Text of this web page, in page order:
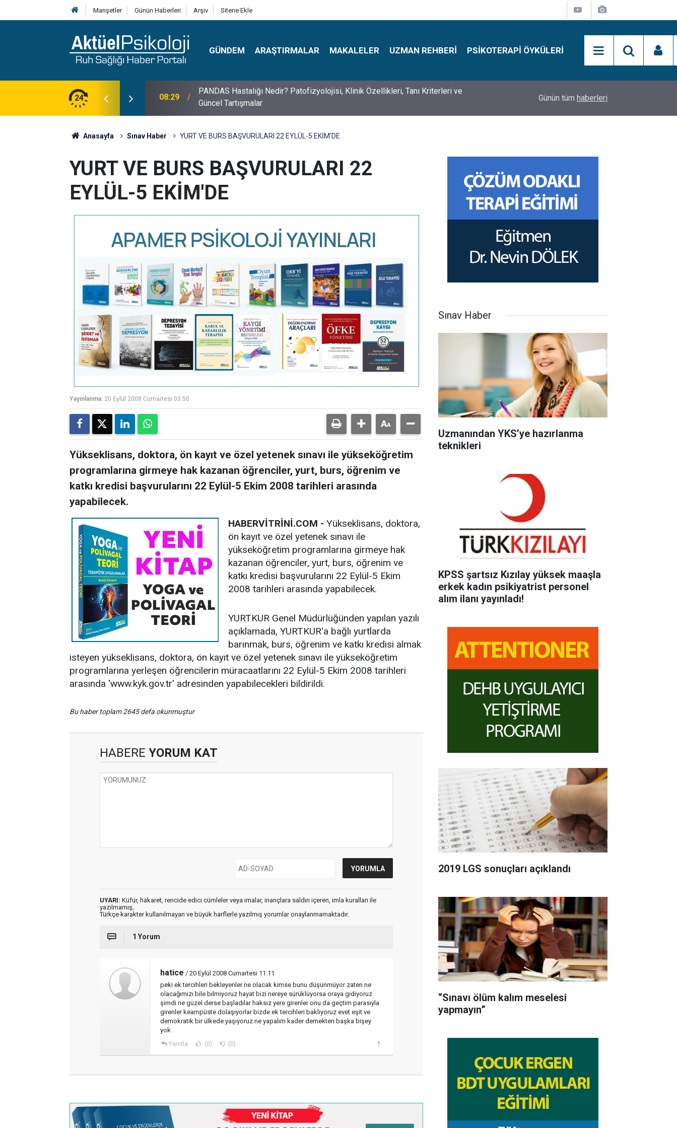
Manşetler Günün Haberleri Arşiv Sitene Ekle
GÜNDEM ARAŞTIRMALAR MAKALELER UZMAN REHBERI PSIKOTERAPI ÖYKÜLERI
24
Klinik Özellikleri, Tanı Kriterleri ve
10:30 10 Mayıs Psikologlar Günü Nasıl Ortaya Çıktı? 10 Mayıs Tarihinin Hikayesi Simon Says Dikkat Programı Nedir?
Günün tüm haberleri
Anasayfa Sınav Haber YURT VE BURS BAŞVURULARI 22 EYLÜL-5 EKİM'DE
YURT VE BURS BAŞVURULARI 22
EYLÜL-5 EKİM'DE
Yayınlanma: 20 Eylül 2008 Cumartesi 03:50
Yükseklisans, doktora, ön kayıt ve özel yetenek sınavı ile yükseköğretim
programlarına girmeye hak kazanan öğrenciler, yurt, burs, öğrenim ve
katkı kredisi başvurularını 22 Eylül-5 Ekim 2008 tarihleri arasında
yapabilecek.
HABERVİTRİNİ.COM - Yükseklisans, doktora,
ön kayıt ve özel yetenek sınavı ile
yükseköğretim programlarına girmeye hak
kazanan öğrenciler, yurt, burs, öğrenim ve
katkı kredisi başvurularını 22 Eylül-5 Ekim
2008 tarihleri arasında yapabilecek.
YURTKUR Genel Müdürlüğünden yapılan yazılı
açıklamada, YURTKUR'a bağlı yurtlarda
barınmak, burs, öğrenim ve katkı kredisi almak
isteyen yükseklisans, doktora, ön kayıt ve özel yetenek sınavı ile yükseköğretim
programlarına yerleşen öğrencilerin müracaatlarını 22 Eylül-5 Ekim 2008 tarihleri
arasında 'www.kyk.gov.tr' adresinden yapabilecekleri bildirildi.
Bu haber toplam 2645 defa okunmuştur
HABERE YORUM KAT
UYARI: Küfür, hakaret, rencide edici cümleler veya imalar, inançlara saldırı içeren, imla kuralları ile
yazılmamış,
Türkçe karakter kullanılmayan ve büyük harflerle yazılmış yorumlar onaylanmamaktadır.
1 Yorum
hatice / 20 Eylül 2008 Cumartesi 11:11
peki ek tercihleri bekleyenler ne olacak kimse bunu düşünmüyor zaten ne
olacağımızı bile bilmiyoruz hayat bizi nereye sürüklüyorsa oraya gidiyoruz
şimdi ne güzel derse başladılar haksız yere girenler onu da geçtim parasıyla
girenler keampüste dolaşıyorlar bizde ek tercihleri bakliyoruz evet eşit ve
demokratik bir ülkede yaşıyoruz ne yapalım kader demekten başka bişey
yok
Yanıtla (0) (0)
Sınav Haber
Uzmanından YKS’ye hazırlanma
teknikleri
KPSS şartsız Kızılay yüksek maaşla
erkek kadın psikiyatrist personel
alım ilanı yayınladı!
2019 LGS sonuçları açıklandı
“Sınavı ölüm kalım meselesi
yapmayın”